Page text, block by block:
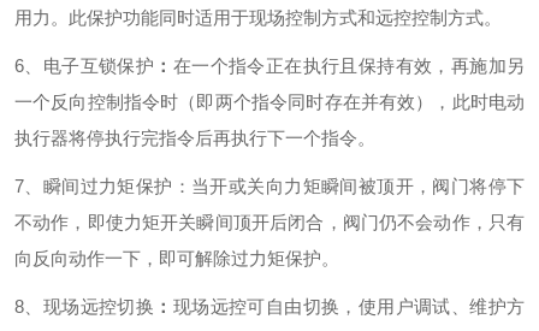
用力。此保护功能同时适用于现场控制方式和远控控制方式。
6、电子互锁保护 ： 在一个指令正在执行且保持有效，再施加另
一个反向控制指令时（即两个指令同时存在并有效），此时电动
执行器将停执行完指令后再执行下一个指令。
7、瞬间过力矩保护： 当开或关向力矩瞬间被顶开，阀门将停下
不动作，即使力矩开关瞬间顶开后闭合，阀门仍不会动作，只有
向反向动作一下，即可解除过力矩保护。
8、现场远控切换 ： 现场远控可自由切换，使用户调试、维护方